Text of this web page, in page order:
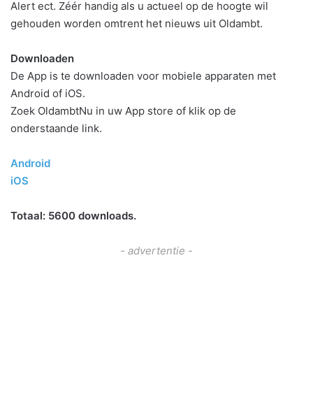
Alert ect. Zéér handig als u actueel op de hoogte wil
gehouden worden omtrent het nieuws uit Oldambt.
Downloaden
De App is te downloaden voor mobiele apparaten met
Android of iOS.
Zoek OldambtNu in uw App store of klik op de
onderstaande link.
Android
iOS
Totaal: 5600 downloads.
- advertentie -